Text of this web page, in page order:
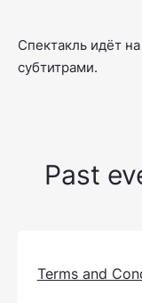
Спектакль идёт
субтитрами.
Past
Terms and